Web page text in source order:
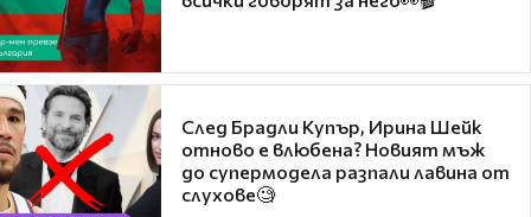
След Брадли Купър, Ирина Шейк
отново е влюбена? Новият мъж
до супермодела разпали лавина от
слухове🧐